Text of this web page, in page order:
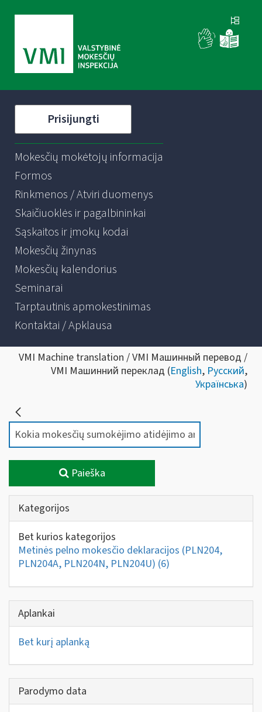
Prisijungti
Mokesčių mokėtojų informacija
Formos
Rinkmenos / Atviri duomenys
Skaičiuoklės ir pagalbininkai
Sąskaitos ir įmokų kodai
Mokesčių žinynas
Mokesčių kalendorius
Seminarai
Tarptautinis apmokestinimas
Kontaktai / Apklausa
VMI Machine translation / VMI Машинный перевод /
VMI Машинний переклад (English, Русский,
Українська)
Paieška
Kategorijos
Bet kurios kategorijos
Metinės pelno mokesčio deklaracijos (PLN204,
PLN204A, PLN204N, PLN204U) (6)
Aplankai
Bet kurį aplanką
Parodymo data